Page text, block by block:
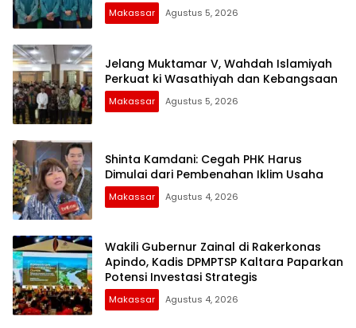
Makassar Agustus 5, 2026
Jelang Muktamar V, Wahdah Islamiyah
Perkuat ki Wasathiyah dan Kebangsaan
Makassar Agustus 5, 2026
Shinta Kamdani: Cegah PHK Harus
Dimulai dari Pembenahan Iklim Usaha
Makassar Agustus 4, 2026
Wakili Gubernur Zainal di Rakerkonas
Apindo, Kadis DPMPTSP Kaltara Paparkan
Potensi Investasi Strategis
Makassar Agustus 4, 2026